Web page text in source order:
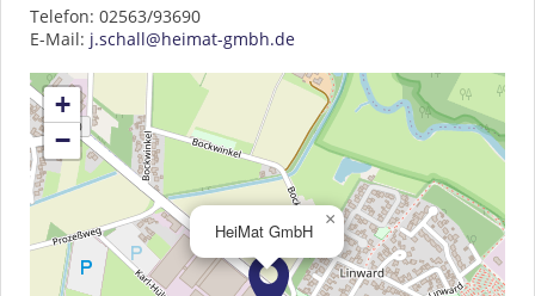
Telefon: 02563/93690
E-Mail: j.schall@heimat-gmbh.de
HeiMat GmbH
×
+
−